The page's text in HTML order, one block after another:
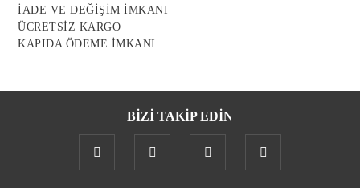
İADE VE DEĞİŞİM İMKANI
ÜCRETSİZ KARGO
KAPIDA ÖDEME İMKANI
BİZİ TAKİP EDİN